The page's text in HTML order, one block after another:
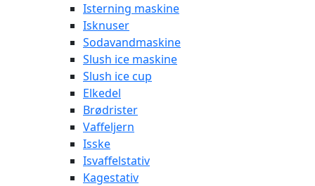
Isterning maskine
Isknuser
Sodavandmaskine
Slush ice maskine
Slush ice cup
Elkedel
Brødrister
Vaffeljern
Isske
Isvaffelstativ
Kagestativ